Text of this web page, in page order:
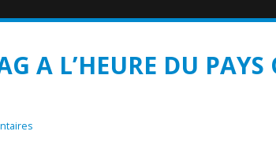
A L’HEURE DU PAYS